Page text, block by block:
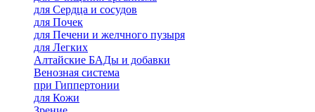
для Сердца и сосудов
для Почек
для Печени и желчного пузыря
для Легких
Алтайские БАДы и добавки
Венозная система
при Гиппертонии
для Кожи